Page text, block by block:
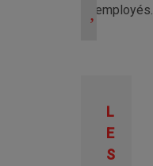
employés.
L
E
S